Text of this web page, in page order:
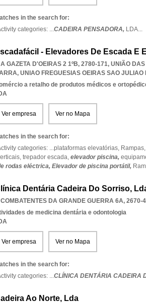
in the search for:
categories: ...CADEIRA PENSADORA, LDA...
- Elevadores De Escada E
A GAZETA D'OEIRAS 2 1ºB, 2780-171, UNIÃO
, UNIAO FREGUESIAS OEIRAS SAO
a retalho de produtos médicos e
Ver empresa Ver no Mapa
in the search for:
categories: ...plataformas elevatórias, Rampas,
trepador escada, elevador piscina,
rodas eléctrica, Elevador de piscina portátil,
Dentária Cadeira Do Sorriso,
COMBATENTES DA GRANDE GUERRA 6A, 2670-
de medicina dentária e odontologia
Ver empresa Ver no Mapa
in the search for:
categories: ...CLÍNICA DENTÁRIA CADEIRA
Ao Norte, Lda